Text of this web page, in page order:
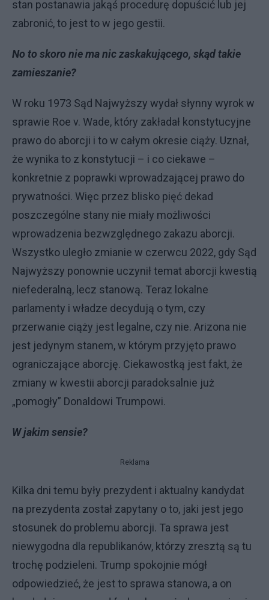
stan postanawia jakąś procedurę dopuścić lub jej
zabronić, to jest to w jego gestii.
No to skoro nie ma nic zaskakującego, skąd takie
zamieszanie?
W roku 1973 Sąd Najwyższy wydał słynny wyrok w
sprawie Roe v. Wade, który zakładał konstytucyjne
prawo do aborcji i to w całym okresie ciąży. Uznał,
że wynika to z konstytucji – i co ciekawe –
konkretnie z poprawki wprowadzającej prawo do
prywatności. Więc przez blisko pięć dekad
poszczególne stany nie miały możliwości
wprowadzenia bezwzględnego zakazu aborcji.
Wszystko uległo zmianie w czerwcu 2022, gdy Sąd
Najwyższy ponownie uczynił temat aborcji kwestią
niefederalną, lecz stanową. Teraz lokalne
parlamenty i władze decydują o tym, czy
przerwanie ciąży jest legalne, czy nie. Arizona nie
jest jedynym stanem, w którym przyjęto prawo
ograniczające aborcję. Ciekawostką jest fakt, że
zmiany w kwestii aborcji paradoksalnie już
„pomogły” Donaldowi Trumpowi.
W jakim sensie?
Reklama
Kilka dni temu były prezydent i aktualny kandydat
na prezydenta został zapytany o to, jaki jest jego
stosunek do problemu aborcji. Ta sprawa jest
niewygodna dla republikanów, którzy zresztą są tu
trochę podzieleni. Trump spokojnie mógł
odpowiedzieć, że jest to sprawa stanowa, a on